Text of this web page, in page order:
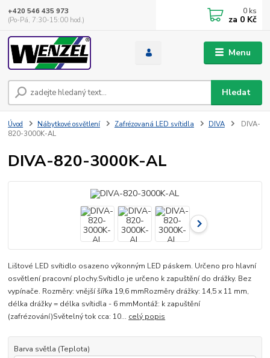
Menu
Hledat
+420 546 435 973
(Po-Pá, 7:30-15:00 hod.)
0 ks
za 0 Kč
Úvod Nábytkové osvětlení Zafrézovaná LED svítidla DIVA
DIVA-
820-3000K-AL
DIVA-820-3000K-AL
Lištové LED svítidlo osazeno výkonným LED páskem. Určeno pro hlavní
osvětlení pracovní plochy.Svítidlo je určeno k zapuštění do drážky. Bez
vypínače. Rozměry: vnější šířka 19,6 mmRozměry drážky: 14,5 x 11 mm,
délka drážky = délka svítidla - 6 mmMontáž: k zapuštění
(zafrézování)Světelný tok cca: 10... celý popis
Barva světla (Teplota)